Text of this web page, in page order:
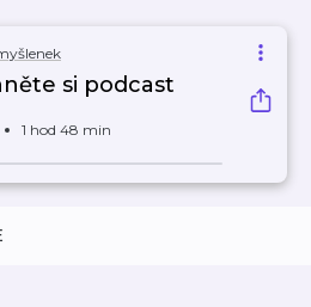
si podcast
1 hod 48 min